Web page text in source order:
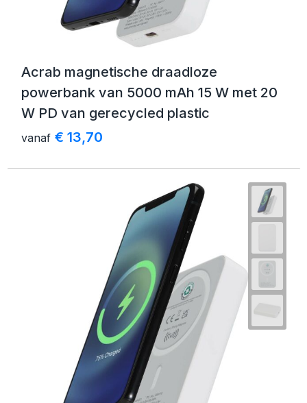
Acrab magnetische draadloze
powerbank van 5000 mAh 15 W met 20
W PD van gerecycled plastic
vanaf € 13,70